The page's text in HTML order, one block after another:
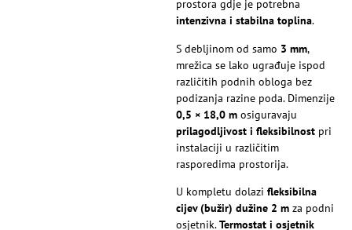
prostora gdje je potrebna
intenzivna i stabilna toplina.
S debljinom od samo 3 mm,
mrežica se lako ugrađuje ispod
različitih podnih obloga bez
podizanja razine poda. Dimenzije
0,5 × 18,0 m osiguravaju
prilagodljivost i fleksibilnost pri
instalaciji u različitim
rasporedima prostorija.
U kompletu dolazi fleksibilna
cijev (bužir) dužine 2 m za podni
osjetnik.Termostat i osjetnik